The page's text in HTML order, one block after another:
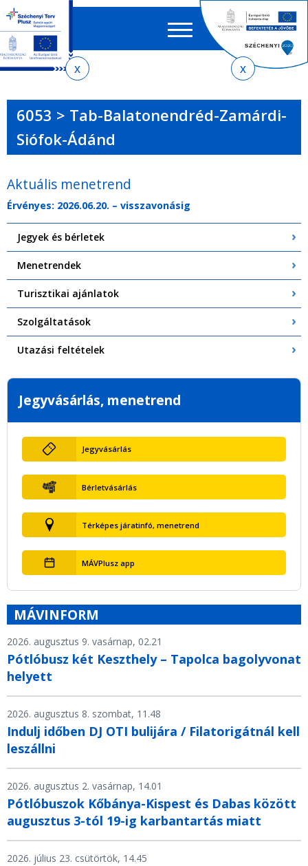
menetrendkeresőhöz
almenühöz
tartalomra
oldaltérképre
EN HU
űrlap
6053 > Tab-Balatonendréd-Zamárdi-
Siófok-Ádánd
Aktuális menetrend
Érvényes: 2026.06.20. – visszavonásig
Jegyek és bérletek
Menetrendek
Turisztikai ajánlatok
Szolgáltatások
Utazási feltételek
Jegyvásárlás, menetrend
Jegyvásárlás
Bérletvásárlás
Térképes járatinfó, menetrend
MÁVPlusz app
MÁVINFORM
2026. augusztus 9. vasárnap, 02.21
Pótlóbusz két Keszthely – Tapolca bagolyvonat
helyett
2026. augusztus 8. szombat, 11.48
Indulj időben DJ OTI bulijára / Filatorigátnál kell
leszállni
2026. augusztus 2. vasárnap, 14.01
Pótlóbuszok Kőbánya-Kispest és Dabas között
augusztus 3-tól 19-ig karbantartás miatt
2026. július 23. csütörtök, 14.45